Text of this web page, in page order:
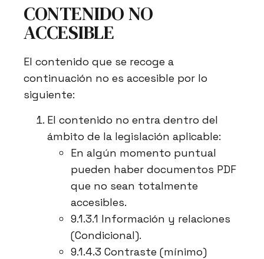
CONTENIDO NO
ACCESIBLE
El contenido que se recoge a
continuación no es accesible por lo
siguiente:
El contenido no entra dentro del
ámbito de la legislación aplicable:
En algún momento puntual
pueden haber documentos PDF
que no sean totalmente
accesibles.
9.1.3.1 Información y relaciones
(Condicional).
9.1.4.3 Contraste (mínimo)